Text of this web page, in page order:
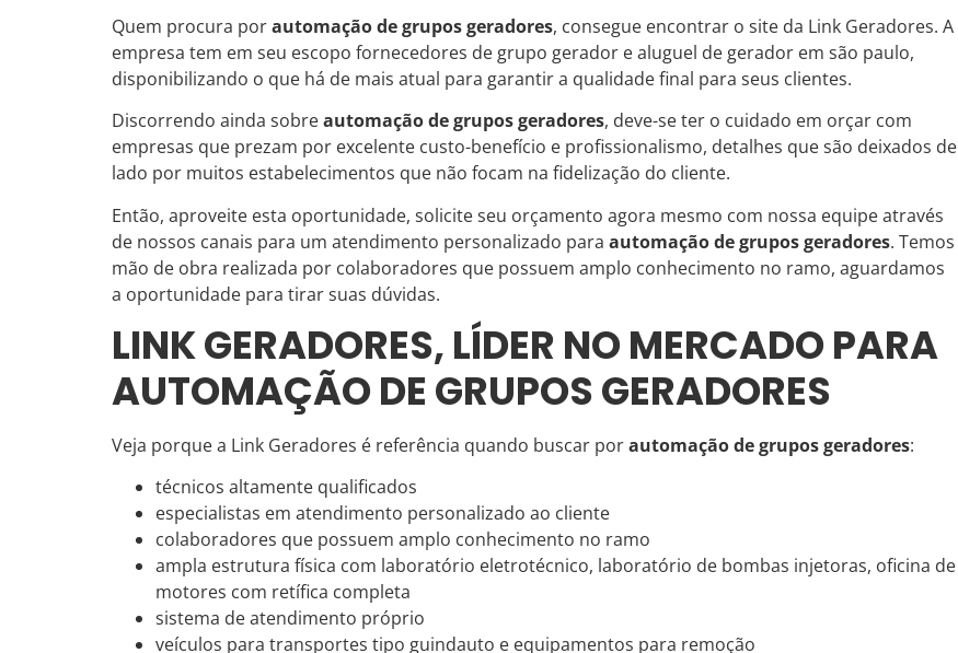
Quem procura porautomação de grupos geradores, consegue encontrar o site da Link Geradores. A
empresa tem em seu escopo fornecedores de grupo gerador e aluguel de gerador em são paulo,
disponibilizando o que há de mais atual para garantir a qualidade final para seus clientes.
Discorrendo ainda sobreautomação de grupos geradores, deve-se ter o cuidado em orçar com
empresas que prezam por excelente custo-benefício e profissionalismo, detalhes que são deixados de
lado por muitos estabelecimentos que não focam na fidelização do cliente.
Então, aproveite esta oportunidade, solicite seu orçamento agora mesmo com nossa equipe através
de nossos canais para um atendimento personalizado para automação de grupos geradores. Temos
mão de obra realizada por colaboradores que possuem amplo conhecimento no ramo, aguardamos
a oportunidade para tirar suas dúvidas.
LINK GERADORES, LÍDER NO MERCADO PARA
AUTOMAÇÃO DE GRUPOS GERADORES
Veja porque a Link Geradores é referência quando buscar porautomação de grupos geradores:
técnicos altamente qualificados
especialistas em atendimento personalizado ao cliente
colaboradores que possuem amplo conhecimento no ramo
ampla estrutura física com laboratório eletrotécnico, laboratório de bombas injetoras, oficina de
motores com retífica completa
sistema de atendimento próprio
veículos para transportes tipo guindauto e equipamentos para remoção